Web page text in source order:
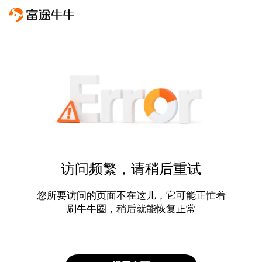
访问频繁，请稍后重试
您所要访问的页面不在这儿，它可能正忙着
刷牛牛圈，稍后就能恢复正常